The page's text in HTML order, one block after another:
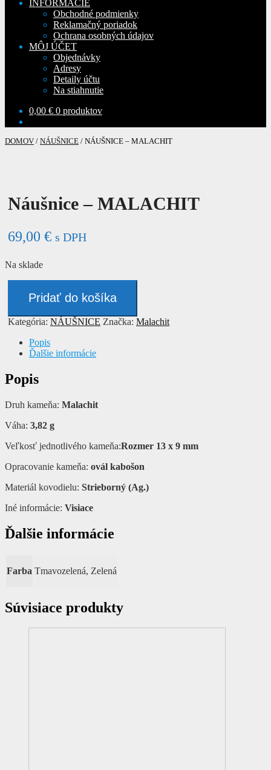
INFORMÁCIE
Obchodné podmienky
Reklamačný poriadok
Ochrana osobných údajov
MÔJ ÚČET
Objednávky
Adresy
Detaily účtu
Na stiahnutie
0,00 € 0 produktov
DOMOV / NÁUŠNICE / NÁUŠNICE – MALACHIT
Náušnice – MALACHIT
69,00 € s DPH
Na sklade
Náušnice
MALACHIT
Pridať do košíka
Kategória: NÁUŠNICE Značka: Malachit
Popis
Ďalšie informácie
Popis
Druh kameňa: Malachit
Váha: 3,82 g
Veľkosť jednotlivého kameňa:Rozmer 13 x 9 mm
Opracovanie kameňa: ovál kabošon
Materiál kovodielu: Strieborný (Ag.)
Iné informácie: Visiace
Ďalšie informácie
Farba Tmavozelená, Zelená
Súvisiace produkty